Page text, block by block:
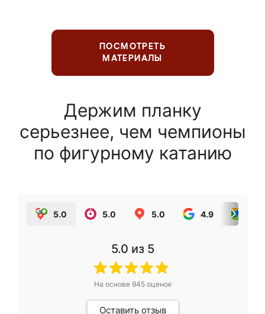
ПОСМОТРЕТЬ
МАТЕРИАЛЫ
Держим планку
серьезнее, чем чемпионы
по фигурному катанию
5.0 5.0 5.0 4.9
5.0 из 5
На основе 945оценок
Оставить отзыв